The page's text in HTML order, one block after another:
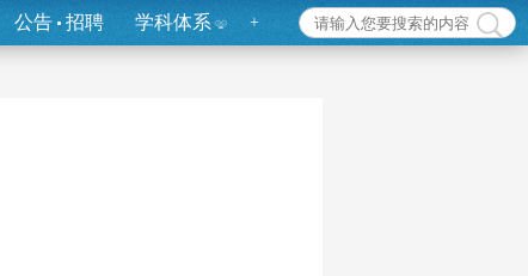
公告 招聘 学科体系 +